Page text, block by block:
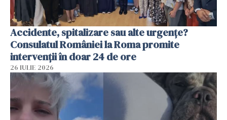
Accidente, spitalizare sau alte urgențe?
Consulatul României la Roma promite
intervenții în doar 24 de ore
26 IULIE 2026